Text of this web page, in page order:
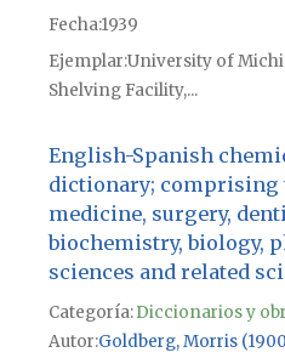
Fecha1939
Ejemplar University of
Shelving Facility,...
English-Spanish
dictionary; comprising
medicine, surgery,
biochemistry, biology,
sciences and related
Categoría:Diccionarios y
Autor Goldberg, Morris